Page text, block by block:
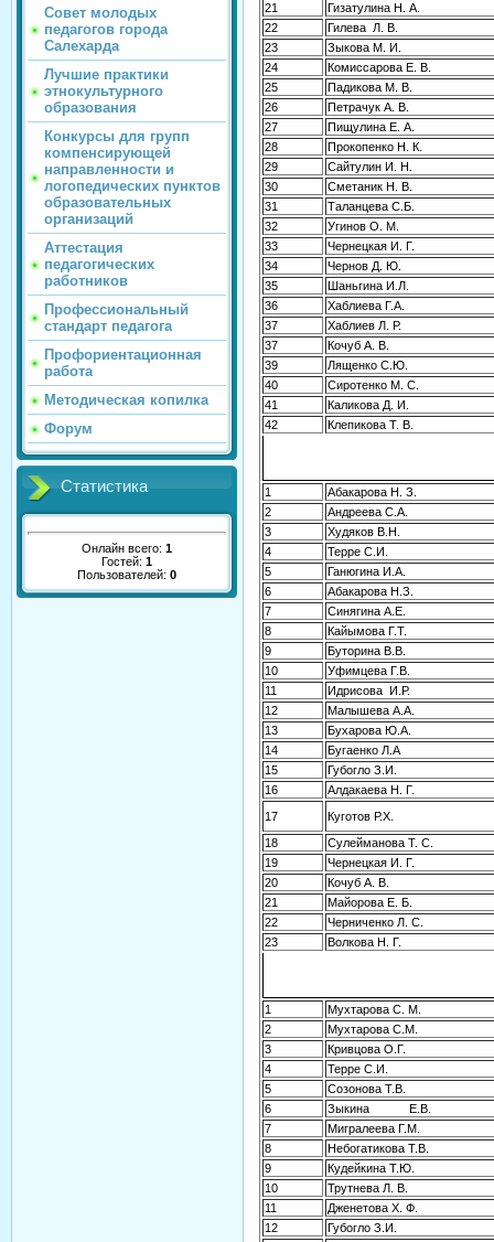
Совет молодых
педагогов города
Салехарда
Лучшие практики
этнокультурного
образования
Конкурсы для групп
компенсирующей
направленности и
логопедических пунктов
образовательных
организаций
Аттестация
педагогических
работников
Профессиональный
стандарт педагога
Профориентационная
работа
Методическая копилка
Форум
Статистика
Онлайн всего: 1
Гостей: 1
Пользователей: 0
21
Гизатулина Н. А.
22
Гилева Л. В.
23
Зыкова М. И.
24
Комиссарова Е. В.
25
Падикова М. В.
26
Петрачук А. В.
27
Пищулина Е. А.
28
Прокопенко Н. К.
29
Сайтулин И. Н.
30
Сметаник Н. В.
31
Таланцева С.Б.
32
Угинов О. М.
33
Чернецкая И. Г.
34
Чернов Д. Ю.
35
Шаньгина И.Л.
36
Хаблиева Г.А.
37
Хаблиев Л. Р.
37
Кочуб А. В.
39
Лященко С.Ю.
40
Сиротенко М. С.
41
Каликова Д. И.
42
Клепикова Т. В.
1
Абакарова Н. З.
2
Андреева С.А.
3
Худяков В.Н.
4
Терре С.И.
5
Ганюгина И.А.
6
Абакарова Н.З.
7
Синягина А.Е.
8
Кайымова Г.Т.
9
Буторина В.В.
10
Уфимцева Г.В.
11
Идрисова И.Р.
12
Малышева А.А.
13
Бухарова Ю.А.
14
Бугаенко Л.А
15
Губогло З.И.
16
Алдакаева Н. Г.
17
Куготов Р.Х.
18
Сулейманова Т. С.
19
Чернецкая И. Г.
20
Кочуб А. В.
21
Майорова Е. Б.
22
Черниченко Л. С.
23
Волкова Н. Г.
1
Мухтарова С. М.
2
Мухтарова С.М.
3
Кривцова О.Г.
4
Терре С.И.
5
Созонова Т.В.
6
Зыкина Е.В.
7
Мигралеева Г.М.
8
Небогатикова Т.В.
9
Кудейкина Т.Ю.
10
Трутнева Л. В.
11
Дженетова Х. Ф.
12
Губогло З.И.